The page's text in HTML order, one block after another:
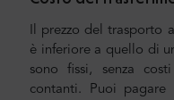
Il prezzo del trasporto
è inferiore a quello di
sono fissi, senza
contanti. Puoi